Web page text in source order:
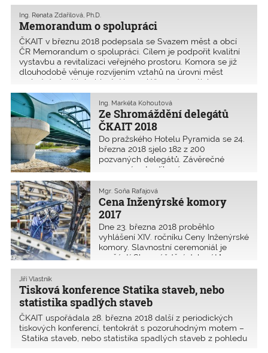
Memorandum o spolupráci
Ing. Renata Zdařilová, Ph.D.
ČKAIT v březnu 2018 podepsala se Svazem měst a obcí
ČR Memorandum o spolupráci. Cílem je podpořit kvalitní
vystavbu a revitalizaci veřejného prostoru. Komora se již
dlouhodobě věnuje rozvíjením vztahů na úrovni měst
a obcí. Jednotlivé oblastní kanceláře systematicky r
Ze Shromáždění delegátů
ČKAIT 2018
Ing. Markéta Kohoutová
Do pražského Hotelu Pyramida se 24.
března 2018 sjelo 182 z 200
pozvaných delegátů. Závěrečné
usnesení potvrdilo význam
samosprávy profese inženýrů
a techniků. Byly předány tři Ceny
Inženýrské komory 2017 a vyhlášeny
podmínky dalšího ročníku.
Cena Inženýrské komory
2017
Mgr. Soňa Rafajová
Dne 23. března 2018 proběhlo
vyhlášení XIV. ročníku Ceny Inženýrské
komory. Slavnostní ceremoniál je
součástí Shromáždění delegátů
ČKAIT.
Tisková konference Statika staveb, nebo
statistika spadlých staveb
Jiří Vlastník
ČKAIT uspořádala 28. března 2018 další z periodických
tiskových konferencí, tentokrát s pozoruhodným motem –
Statika staveb, nebo statistika spadlých staveb z pohledu